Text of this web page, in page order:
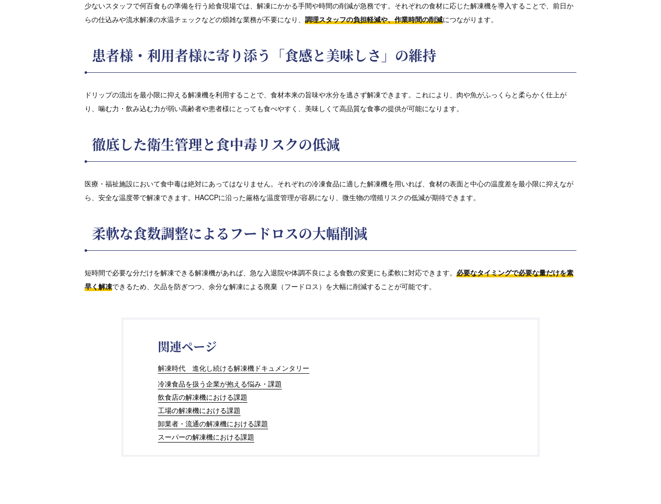
少ないスタッフで何百食もの準備を行う給食現場では、解凍にかかる手間や時間の削減が急務です。それぞれの食材に応じた解凍機を導入することで、前日か
らの仕込みや流水解凍の水温チェックなどの煩雑な業務が不要になり、 調理スタッフの負担軽減や、作業時間の削減につながります。
患者様・利用者様に寄り添う「食感と美味しさ」の維持
ドリップの流出を最小限に抑える解凍機を利用することで、食材本来の旨味や水分を逃さず解凍できます。これにより、肉や魚がふっくらと柔らかく仕上が
り、噛む力・飲み込む力が弱い高齢者や患者様にとっても食べやすく、美味しくて高品質な食事の提供が可能になります。
徹底した衛生管理と食中毒リスクの低減
医療・福祉施設において食中毒は絶対にあってはなりません。それぞれの冷凍食品に適した解凍機を用いれば、食材の表面と中心の温度差を最小限に抑えなが
ら、安全な温度帯で解凍できます。HACCPに沿った厳格な温度管理が容易になり、微生物の増殖リスクの低減が期待できます。
柔軟な食数調整によるフードロスの大幅削減
短時間で必要な分だけを解凍できる解凍機があれば、急な入退院や体調不良による食数の変更にも柔軟に対応できます。 必要なタイミングで必要な量だけを素
早く解凍できるため、欠品を防ぎつつ、余分な解凍による廃棄（フードロス）を大幅に削減することが可能です。
関連ページ
解凍時代 進化し続ける解凍機ドキュメンタリー
冷凍食品を扱う企業が抱える悩み・課題
飲食店の解凍機における課題
工場の解凍機における課題
卸業者・流通の解凍機における課題
スーパーの解凍機における課題